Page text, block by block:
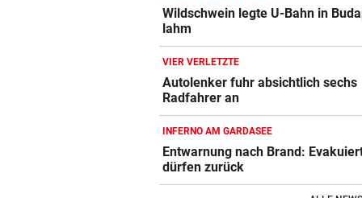
Wildschwein legte U-Bahn in
lahm
VIER VERLETZTE
Autolenker fuhr absichtlich sechs
Radfahrer an
INFERNO AM GARDASEE
Entwarnung nach Brand:
dürfen zurück